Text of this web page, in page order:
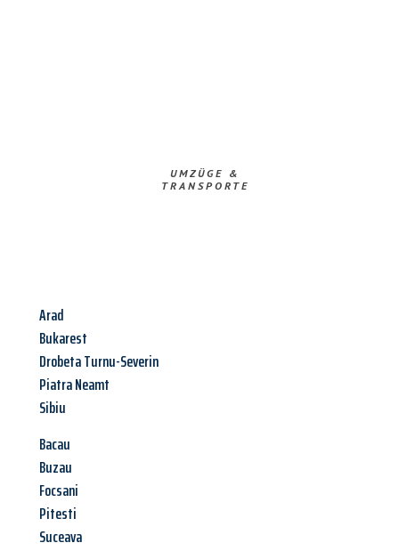
UMZÜGE &
TRANSPORTE
Arad
Bukarest
Drobeta Turnu-Severin
Piatra Neamt
Sibiu
Bacau
Buzau
Focsani
Pitesti
Suceava